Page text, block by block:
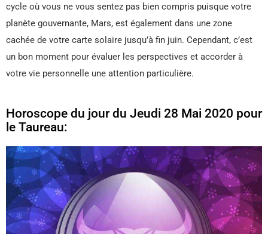
cycle où vous ne vous sentez pas bien compris puisque votre
planète gouvernante, Mars, est également dans une zone
cachée de votre carte solaire jusqu’à fin juin. Cependant, c’est
un bon moment pour évaluer les perspectives et accorder à
votre vie personnelle une attention particulière.
Horoscope du jour du Jeudi 28 Mai 2020 pour
le Taureau: